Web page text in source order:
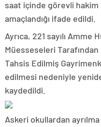
saat içinde görevli hakim
amaçlandığı ifade edildi.
Ayrıca, 221 sayılı Amme
Müesseseleri
Tahsis Edilmiş
edilmesi nedeniyle
kaydedildi.
Askeri okullardan